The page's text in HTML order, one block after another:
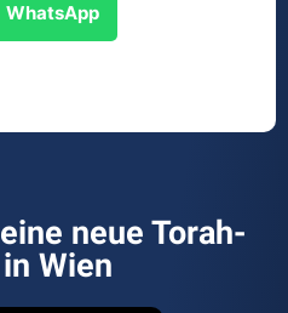
WhatsApp
neue Torah-
Wien